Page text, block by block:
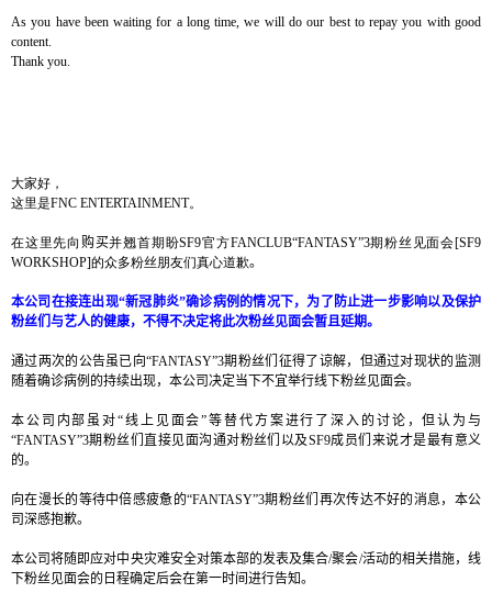
As you have been waiting for a long time, we will do our best to repay you with good
content.
Thank you.
大家好，
这里是FNC ENTERTAINMENT。
在这里先向 购买并翘首期盼SF9官方FANCLUB“FANTASY”3期粉丝见面会[SF9
WORKSHOP]的众多粉丝朋友们真心道歉。
本公司在接连出现“新冠肺炎”确诊病例的情况下，为了防止进一步影响以及保护
粉丝们与艺人的健康，不得不决定将此次粉丝见面会暂且延期。
通过两次的公告虽已向“FANTASY”3期粉丝们征得了谅解，但通过对现状的监测
随着确诊病例的持续出现，本公司决定当下不宜举行线下粉丝见面会。
本公司内部 虽对“线上见面会”等替代方案进行了深入的讨论，但认为与
“FANTASY”3期粉丝们直接见面沟通对粉丝们以及SF9成员们来说才是最有意义
的。
向在漫长的等待中倍感疲惫的“FANTASY”3期粉丝们再次传达不好的消息，本公
司深感抱歉。
本公司将随即应对中央灾难安全对策本部的发表及集合/聚会/活动的相关措施，线
下粉丝见面会的日程确定后会在第一时间进行告知。